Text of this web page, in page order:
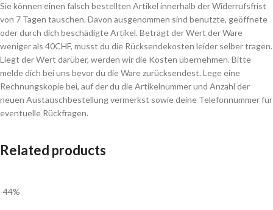
Sie können einen falsch bestellten Artikel innerhalb der Widerrufsfrist
von 7 Tagen tauschen. Davon ausgenommen sind benutzte, geöffnete
oder durch dich beschädigte Artikel. Beträgt der Wert der Ware
weniger als 40CHF, musst du die Rücksendekosten leider selber tragen.
Liegt der Wert darüber, werden wir die Kosten übernehmen. Bitte
melde dich bei uns bevor du die Ware zurücksendest. Lege eine
Rechnungskopie bei, auf der du die Artikelnummer und Anzahl der
neuen Austauschbestellung vermerkst sowie deine Telefonnummer für
eventuelle Rückfragen.
Related products
-44%